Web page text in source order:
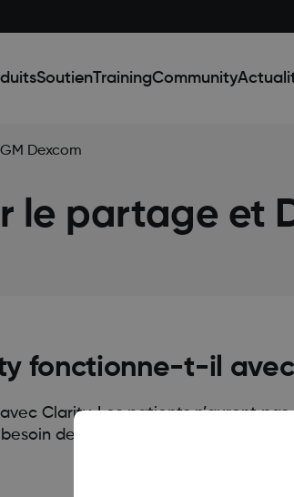
SoutienTrainingCommunity
Dexcom
le partage et
fonctionne-t-il avec
Clarity. Les patients n’auront
de se reconnecter.